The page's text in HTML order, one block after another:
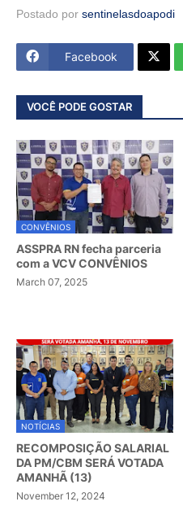
Postado por sentinelasdoapodi
Facebook
VOCÊ PODE GOSTAR
CONVÊNIOS
ASSPRA RN fecha parceria
com a VCV CONVÊNIOS
March 07, 2025
NOTÍCIAS
RECOMPOSIÇÃO SALARIAL
DA PM/CBM SERÁ VOTADA
AMANHÃ (13)
November 12, 2024